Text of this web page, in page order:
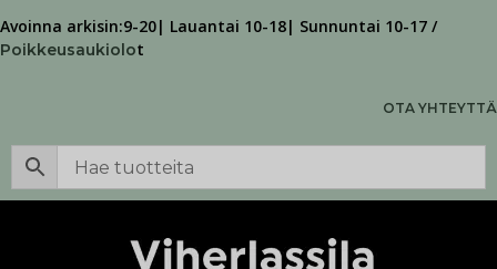
Avoinna arkisin:9-20| Lauantai 10-18| Sunnuntai 10-17 /
Poikkeusaukiolot
OTA YHTEYTTÄ